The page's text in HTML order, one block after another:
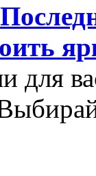
для